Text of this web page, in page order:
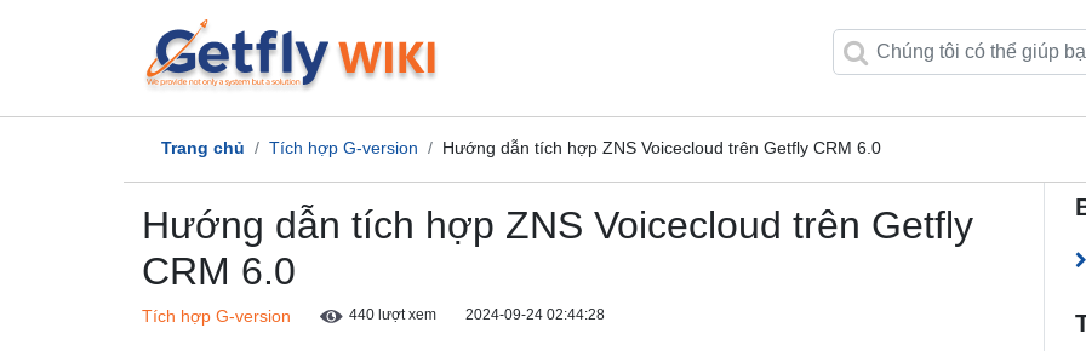
Trang chủ Tích hợp G-version Hướng dẫn tích hợp ZNS Voicecloud trên Getfly CRM 6.0
Hướng dẫn tích hợp ZNS Voicecloud trên Getfly
CRM 6.0
Tích hợp G-version 440 lượt xem 2024-09-24 02:44:28